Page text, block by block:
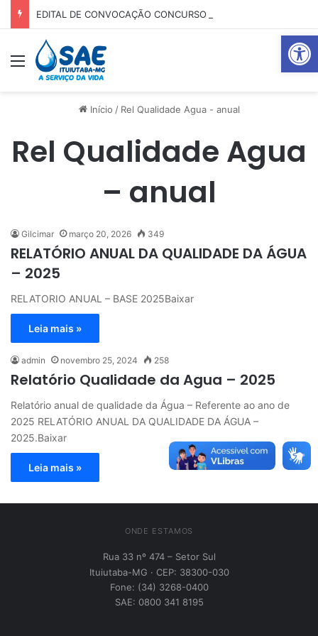
Abrir
EDITAL DE CONVOCAÇÃO CONCURSO 01-2025
Menu
Início / Rel Qualidade Agua - anual
Rel Qualidade Agua
– anual
Gilcimar março 20, 2026 349
RELATÓRIO ANUAL DA QUALIDADE DA ÁGUA
– 2025
RELATORIO ANUAL – BASE 2025Baixar
Leia mais »
admin novembro 25, 2024 258
Relatório Qualidade da Agua – 2025
Relatório anual de qualidade da Água – Referente ao ano de
2025 RELATÓRIO ANUAL DA QUALIDADE DA ÁGUA –
2025.Baixar
Leia mais »
ONDE ESTAMOS
Rua 33 nº 474 – Setor Sul
Ituiutaba-MG · CEP: 38300-030
Fone: (34) 3268-0400
SAE: 0800 341 8195